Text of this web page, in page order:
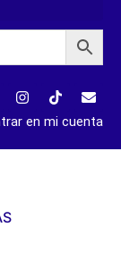
en mi cuenta